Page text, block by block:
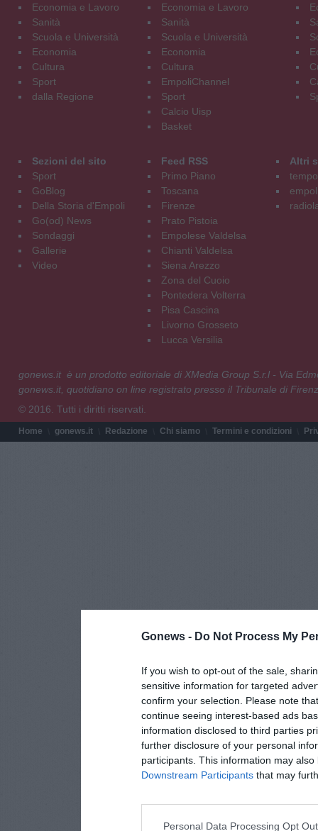
Gonews - Do Not Process My
If you wish to opt-out of the sale,
sensitive information for targeted
confirm your selection. Please note
continue seeing interest-based ads
information disclosed to third parties
further disclosure of your personal
participants. This information may
Downstream Participants that may
Personal Data Processing Opt
Economia e Lavoro
Sanità
Scuola e Università
Economia
Cultura
Sport
dalla Regione
Economia e Lavoro
Sanità
Scuola e Università
Economia
Cultura
EmpoliChannel
Sport
Calcio Uisp
Basket
Sezioni del sito
Sport
GoBlog
Della Storia d'Empoli
Go(od) News
Sondaggi
Gallerie
Video
Feed RSS
Primo Piano
Toscana
Firenze
Prato Pistoia
Empolese Valdelsa
Chianti Valdelsa
Siena Arezzo
Zona del Cuoio
Pontedera Volterra
Pisa Cascina
Livorno Grosseto
Lucca Versilia
Altri
gonews.it è un prodotto editoriale di XMedia Group S.r.l - Via
gonews.it, quotidiano on line registrato presso il Tribunale di
© 2016. Tutti i diritti riservati.
Home gonews.it Redazione Chi siamo Termini e condizioni